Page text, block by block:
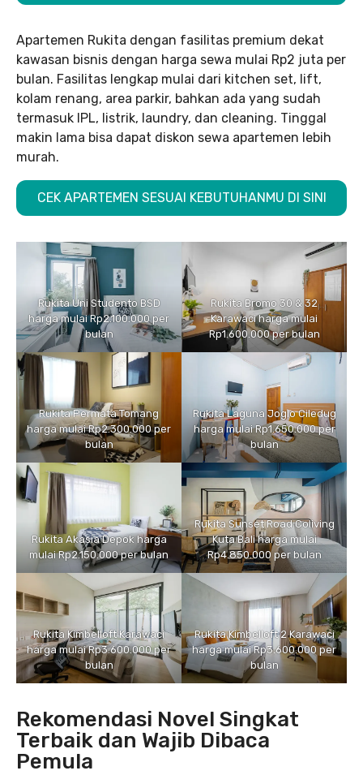
Apartemen Rukita dengan fasilitas premium dekat
kawasan bisnis dengan harga sewa mulai Rp2 juta per
bulan. Fasilitas lengkap mulai dari kitchen set, lift,
kolam renang, area parkir, bahkan ada yang sudah
termasuk IPL, listrik, laundry, dan cleaning. Tinggal
makin lama bisa dapat diskon sewa apartemen lebih
murah.
CEK APARTEMEN SESUAI KEBUTUHANMU DI SINI
Rukita Uni Studento BSD
harga mulai Rp2.100.000 per
bulan
Rukita Bromo 30 & 32
Karawaci harga mulai
Rp1.600.000 per bulan
Rukita Permata Tomang
harga mulai Rp2.300.000 per
bulan
Rukita Laguna Joglo Ciledug
harga mulai Rp1.650.000 per
bulan
Rukita Akasia Depok harga
mulai Rp2.150.000 per bulan
Rukita Sunset Road Coliving
Kuta Bali harga mulai
Rp4.850.000 per bulan
Rukita Kimbelloft Karawaci
harga mulai Rp3.600.000 per
bulan
Rukita Kimbelloft 2 Karawaci
harga mulai Rp3.600.000 per
bulan
Rekomendasi Novel Singkat
Terbaik dan Wajib Dibaca
Pemula